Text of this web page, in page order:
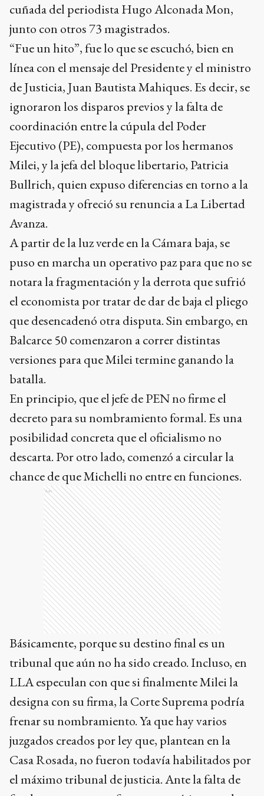
cuñada del periodista Hugo Alconada Mon,
junto con otros 73 magistrados.
“Fue un hito”, fue lo que se escuchó, bien en
línea con el mensaje del Presidente y el ministro
de Justicia, Juan Bautista Mahiques. Es decir, se
ignoraron los disparos previos y la falta de
coordinación entre la cúpula del Poder
Ejecutivo (PE), compuesta por los hermanos
Milei, y la jefa del bloque libertario, Patricia
Bullrich, quien expuso diferencias en torno a la
magistrada y ofreció su renuncia a La Libertad
Avanza.
A partir de la luz verde en la Cámara baja, se
puso en marcha un operativo paz para que no se
notara la fragmentación y la derrota que sufrió
el economista por tratar de dar de baja el pliego
que desencadenó otra disputa. Sin embargo, en
Balcarce 50 comenzaron a correr distintas
versiones para que Milei termine ganando la
batalla.
En principio, que el jefe de PEN no firme el
decreto para su nombramiento formal. Es una
posibilidad concreta que el oficialismo no
descarta. Por otro lado, comenzó a circular la
chance de que Michelli no entre en funciones.
Ads
Básicamente, porque su destino final es un
tribunal que aún no ha sido creado. Incluso, en
LLA especulan con que si finalmente Milei la
designa con su firma, la Corte Suprema podría
frenar su nombramiento. Ya que hay varios
juzgados creados por ley que, plantean en la
Casa Rosada, no fueron todavía habilitados por
el máximo tribunal de justicia. Ante la falta de